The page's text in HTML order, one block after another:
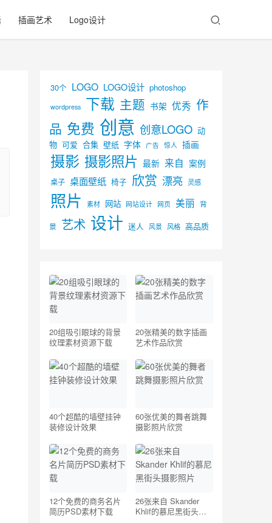
插画艺术 Logo设计
30个 LOGO LOGO设计 photoshop
wordpress 下载 主题 书架 优秀 作
品 免费 创意 创意LOGO 动
物 可爱 合集 壁纸 字体 广告 惊人 插画
摄影 摄影照片 最新 来自 案例
桌子 桌面壁纸 椅子 欣赏 漂亮 灵感
照片 素材 网站 网站设计 网页 美丽 背
景 艺术 设计 迷人 风景 风格 高品质
20组吸引眼球的背景
纹理素材资源下载
20张精美的数字插画
艺术作品欣赏
40个超酷的墙壁挂钟
装修设计效果
60张优美的舞者跳舞
摄影照片欣赏
12个免费的商务名片
简历PSD素材下载
26张来自 Skander
Khlif的慕尼黑街头摄